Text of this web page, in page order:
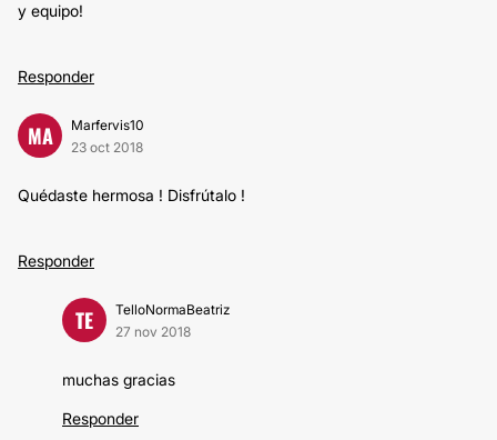
y equipo!
Responder
MA
Marfervis10
23 oct 2018
Quédaste hermosa ! Disfrútalo !
Responder
TE
TelloNormaBeatriz
27 nov 2018
muchas gracias
Responder